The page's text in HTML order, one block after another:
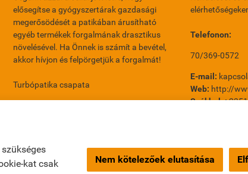
kat csak
Nem kötelezőek elutasítása
elősegítse a gyógyszertárak gazdasági
megerősödését a patikában árusítható
egyéb termékek forgalmának drasztikus
növelésével. Ha Önnek is számít a bevétel,
akkor hívjon és felpörgetjük a forgalmát!
Turbópatika csapata
Telefonon:
70/369-0572
E-mail:
Web: http://
Székhely:2351